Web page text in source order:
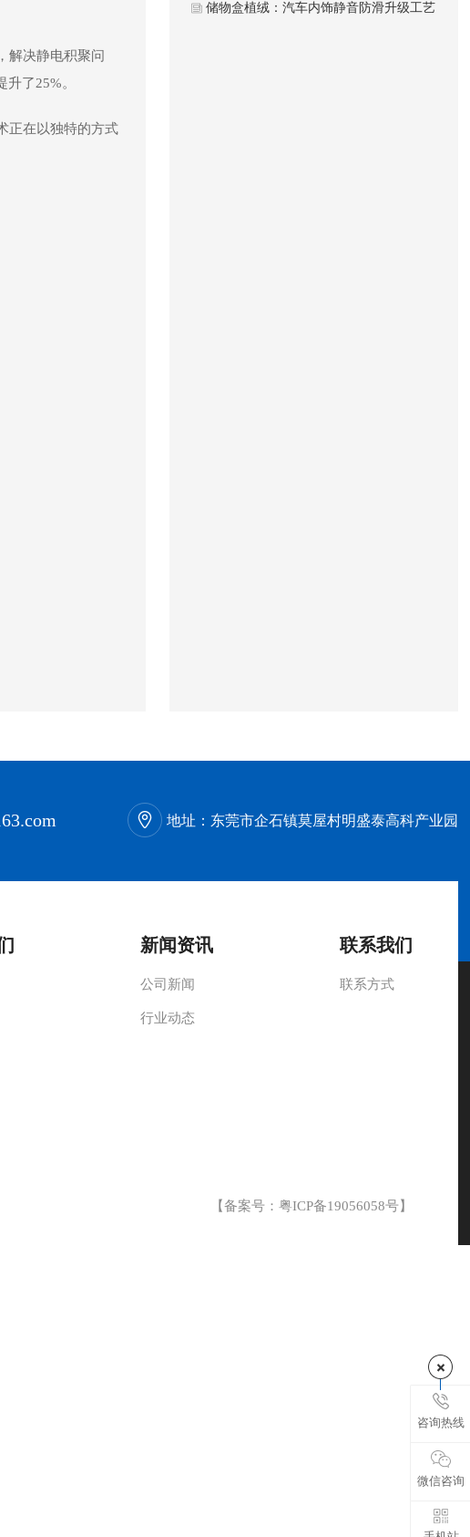
解决静电积聚问
了25%。
正在以独特的方式
储物盒植绒：汽车内饰静音防滑升级工艺
地址： 东莞市企石镇莫屋村明盛泰高科产业园
新闻资讯
公司新闻
行业动态
联系我们
联系方式
【备案号： 粤ICP备19056058号】
咨询热线
微信咨询